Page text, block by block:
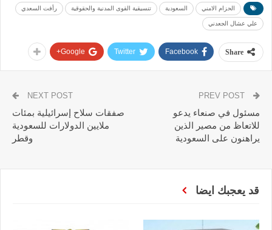
الحزام الامني السعودية تنسيقية القوى المدنية والحقوقية رأفت السعدي
علي عشال الجعدني
Share
Facebook
Twitter
Google+
مسئول في صنعاء يدعو
للاتعاظ من مصير الذين
يراهنون على السعودية
NEXT POST
صفقات سلاح إسرائيلية بمئات
ملايين الدولارات للسعودية
وقطر
قد يعجبك ايضا